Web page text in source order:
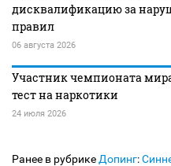
дисквалификацию за
правил
06 августа 2026
Участник чемпионата
тест на наркотики
24 июля 2026
Ранее в рубрике Допинг: